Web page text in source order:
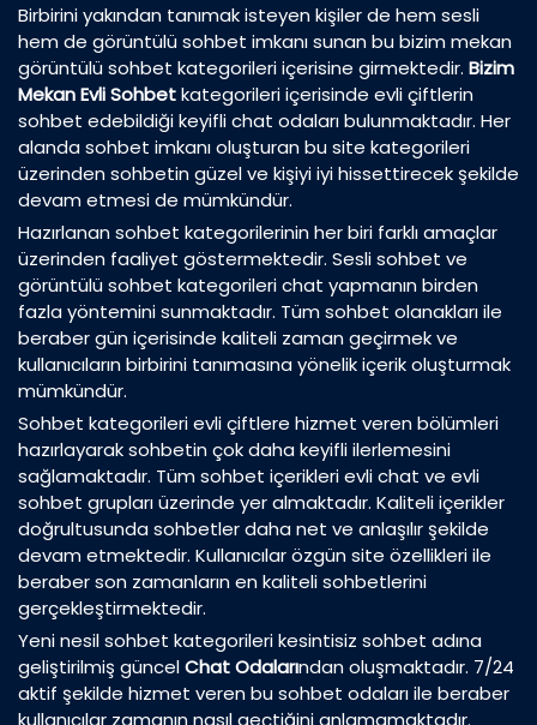
Birbirini yakından tanımak isteyen kişiler de hem sesli
hem de görüntülü sohbet imkanı sunan bu bizim mekan
görüntülü sohbet kategorileri içerisine girmektedir. Bizim
Mekan Evli Sohbetkategorileri içerisinde evli çiftlerin
sohbet edebildiği keyifli chat odaları bulunmaktadır. Her
alanda sohbet imkanı oluşturan bu site kategorileri
üzerinden sohbetin güzel ve kişiyi iyi hissettirecek şekilde
devam etmesi de mümkündür.
Hazırlanan sohbet kategorilerinin her biri farklı amaçlar
üzerinden faaliyet göstermektedir. Sesli sohbet ve
görüntülü sohbet kategorileri chat yapmanın birden
fazla yöntemini sunmaktadır. Tüm sohbet olanakları ile
beraber gün içerisinde kaliteli zaman geçirmek ve
kullanıcıların birbirini tanımasına yönelik içerik oluşturmak
mümkündür.
Sohbet kategorileri evli çiftlere hizmet veren bölümleri
hazırlayarak sohbetin çok daha keyifli ilerlemesini
sağlamaktadır. Tüm sohbet içerikleri evli chat ve evli
sohbet grupları üzerinde yer almaktadır. Kaliteli içerikler
doğrultusunda sohbetler daha net ve anlaşılır şekilde
devam etmektedir. Kullanıcılar özgün site özellikleri ile
beraber son zamanların en kaliteli sohbetlerini
gerçekleştirmektedir.
Yeni nesil sohbet kategorileri kesintisiz sohbet adına
geliştirilmiş güncelChat Odalarından oluşmaktadır. 7/24
aktif şekilde hizmet veren bu sohbet odaları ile beraber
kullanıcılar zamanın nasıl geçtiğini anlamamaktadır.